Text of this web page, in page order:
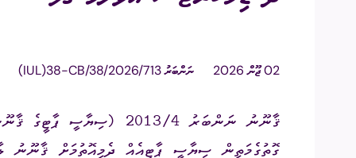
ކޮމިޓީތައް
02 ޖޫން 2026 ނަންބަރު(IUL)38-CB/38/2026/713